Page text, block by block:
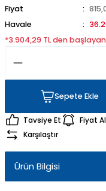
Fiyat
Havale
*3.904,29 TL den
Sepete Ekle
Tavsiye Et Fiyat
Karşılaştır
Ürün Bilgisi